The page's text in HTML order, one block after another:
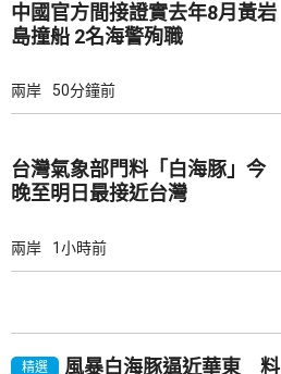
中國官方間接證實去年8月黃岩
島撞船 2名海警殉職
兩岸 50分鐘前
台灣氣象部門料「白海豚」今
晚至明日最接近台灣
兩岸 1小時前
精選
風暴白海豚逼近華東 料